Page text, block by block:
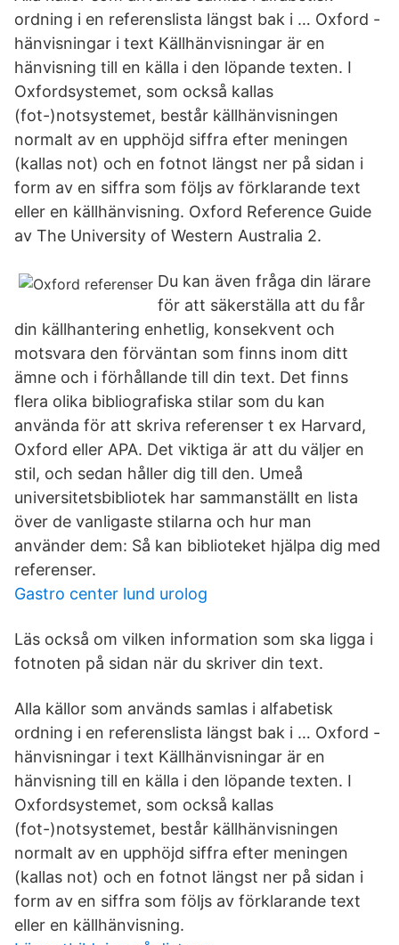
ordning i en referenslista längst bak i … Oxford -
hänvisningar i text Källhänvisningar är en
hänvisning till en källa i den löpande texten. I
Oxfordsystemet, som också kallas
(fot-)notsystemet, består källhänvisningen
normalt av en upphöjd siffra efter meningen
(kallas not) och en fotnot längst ner på sidan i
form av en siffra som följs av förklarande text
eller en källhänvisning. Oxford Reference Guide
av The University of Western Australia 2.
Du kan även fråga din lärare
för att säkerställa att du får
din källhantering enhetlig, konsekvent och
motsvara den förväntan som finns inom ditt
ämne och i förhållande till din text. Det finns
flera olika bibliografiska stilar som du kan
använda för att skriva referenser t ex Harvard,
Oxford eller APA. Det viktiga är att du väljer en
stil, och sedan håller dig till den. Umeå
universitetsbibliotek har sammanställt en lista
över de vanligaste stilarna och hur man
använder dem: Så kan biblioteket hjälpa dig med
referenser.
Gastro center lund urolog
Läs också om vilken information som ska ligga i
fotnoten på sidan när du skriver din text.
Alla källor som används samlas i alfabetisk
ordning i en referenslista längst bak i … Oxford -
hänvisningar i text Källhänvisningar är en
hänvisning till en källa i den löpande texten. I
Oxfordsystemet, som också kallas
(fot-)notsystemet, består källhänvisningen
normalt av en upphöjd siffra efter meningen
(kallas not) och en fotnot längst ner på sidan i
form av en siffra som följs av förklarande text
eller en källhänvisning.